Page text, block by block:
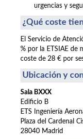
urgencias y
¿Qué coste
El Servicio de
% por la ETSIAE de
coste de 28 € por
Ubicación y
Sala BXXX
Edificio B
ETS Ingeniería
Plaza del Cardenal
28040 Madrid